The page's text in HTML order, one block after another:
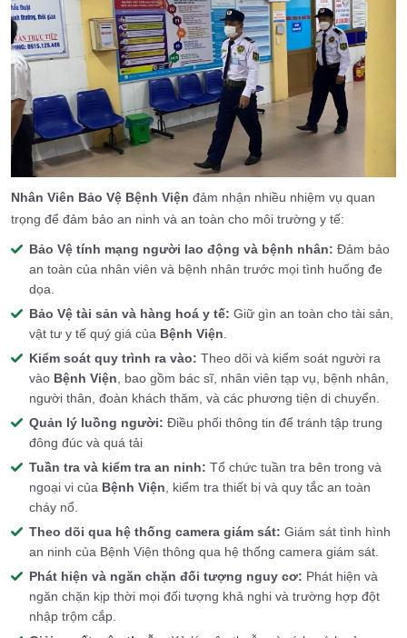
Nhân Viên Bảo Vệ Bệnh Viện đảm nhận nhiều nhiệm vụ quan
trọng để đảm bảo an ninh và an toàn cho môi trường y tế:
Bảo Vệ tính mạng người lao động và bệnh nhân: Đảm bảo
an toàn của nhân viên và bệnh nhân trước mọi tình huống đe
dọa.
Bảo Vệ tài sản và hàng hoá y tế: Giữ gìn an toàn cho tài sản,
vật tư y tế quý giá của Bệnh Viện
Kiểm soát quy trình ra vào: Theo dõi và kiểm soát người ra
vào Bệnh Viện , bao gồm bác sĩ, nhân viên tạp vụ, bệnh nhân,
người thân, đoàn khách thăm, và các phương tiện di chuyển.
Quản lý luồng người: Điều phối thông tin để tránh tập trung
đông đúc và quá tải
Tuần tra và kiểm tra an ninh: Tổ chức tuần tra bên trong và
ngoại vi của Bệnh Viện , kiểm tra thiết bị và quy tắc an toàn
cháy nổ.
Theo dõi qua hệ thống camera giám sát: Giám sát tình hình
an ninh của Bệnh Viện thông qua hệ thống camera giám sát.
Phát hiện và ngăn chặn đối tượng nguy cơ: Phát hiện và
ngăn chặn kịp thời mọi đối tượng khả nghi và trường hợp đột
nhập trộm cắp.